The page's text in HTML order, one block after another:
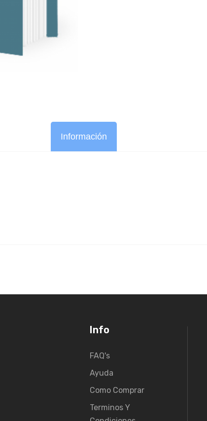
Información
Info
FAQ's
Ayuda
Como Comprar
Terminos Y